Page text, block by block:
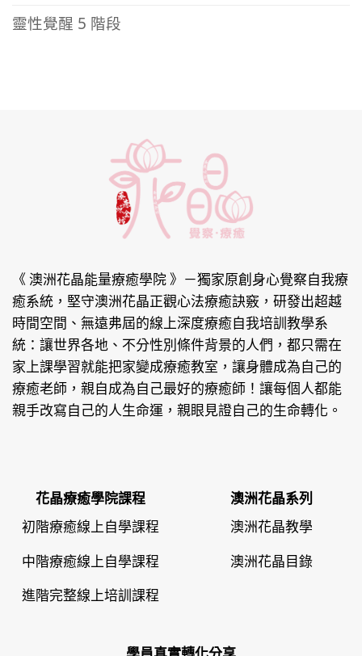
靈性覺醒 5 階段
《 澳洲花晶能量療癒學院 》 －獨家原創身心覺察自我療
癒系統，堅守澳洲花晶正觀心法療癒訣竅，研發出超越
時間空間、無遠弗屆的線上深度療癒自我培訓教學系
統：讓世界各地、不分性別條件背景的人們，都只需在
家上課學習就能把家變成療癒教室，讓身體成為自己的
療癒老師，親自成為自己最好的療癒師！讓每個人都能
親手改寫自己的人生命運，親眼見證自己的生命轉化。
花晶療癒學院課程
初階療癒線上自學課程
中階療癒線上自學課程
進階完整線上培訓課程
澳洲花晶系列
澳洲花晶教學
澳洲花晶目錄